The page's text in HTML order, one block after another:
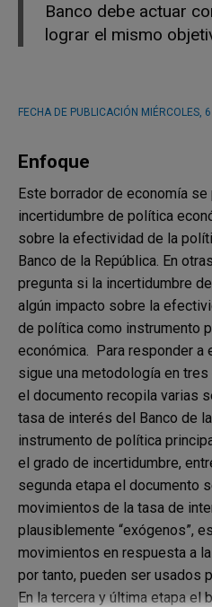
Banco debe actuar
lograr el mismo
FECHA DE PUBLICACIÓN MIÉRCOLES,
Enfoque
Este borrador de economía
incertidumbre de política
sobre la efectividad de la
Banco de la República. En
pregunta si la incertidumbre
algún impacto sobre la
de política como instrumento
económica. Para responder a
sigue una metodología en tres
el documento recopila varias
tasa de interés del Banco de
instrumento de política
el grado de incertidumbre,
segunda etapa el documento
movimientos de la tasa de
plausiblemente “exógenos”,
movimientos en respuesta a
por tanto, pueden ser usados
En la tercera y última etapa el